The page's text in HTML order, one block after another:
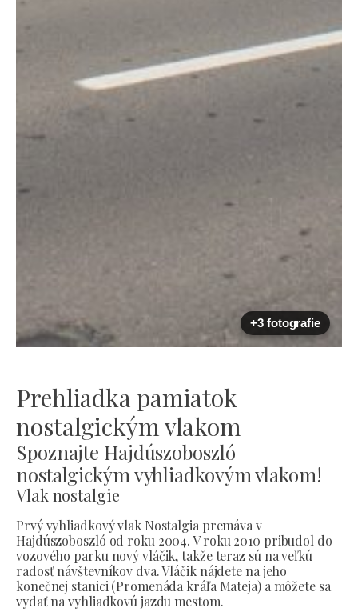
+3 fotografie
Prehliadka pamiatok
nostalgickým vlakom
Spoznajte Hajdúszoboszló
nostalgickým vyhliadkovým vlakom!
Vlak nostalgie
Prvý vyhliadkový vlak Nostalgia premáva v
Hajdúszoboszló od roku 2004. V roku 2010 pribudol do
vozového parku nový vláčik, takže teraz sú na veľkú
radosť návštevníkov dva. Vláčik nájdete na jeho
konečnej stanici (Promenáda kráľa Mateja) a môžete sa
vydať na vyhliadkovú jazdu mestom.